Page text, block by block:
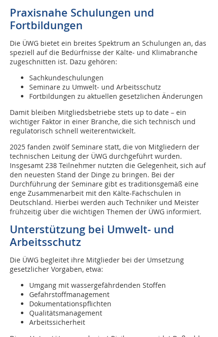
Praxisnahe Schulungen und
Fortbildungen
Die ÜWG bietet ein breites Spektrum an Schulungen an, das
speziell auf die Bedürfnisse der Kälte‑ und Klimabranche
zugeschnitten ist. Dazu gehören:
Sachkundeschulungen
Seminare zu Umwelt‑ und Arbeitsschutz
Fortbildungen zu aktuellen gesetzlichen Änderungen
Damit bleiben Mitgliedsbetriebe stets up to date – ein
wichtiger Faktor in einer Branche, die sich technisch und
regulatorisch schnell weiterentwickelt.
2025 fanden zwölf Seminare statt, die von Mitgliedern der
technischen Leitung der ÜWG durchgeführt wurden.
Insgesamt 238 Teilnehmer nutzten die Gelegenheit, sich auf
den neuesten Stand der Dinge zu bringen. Bei der
Durchführung der Seminare gibt es traditionsgemäß eine
enge Zusammenarbeit mit den Kälte-Fachschulen in
Deutschland. Hierbei werden auch Techniker und Meister
frühzeitig über die wichtigen Themen der ÜWG informiert.
Unterstützung bei Umwelt‑ und
Arbeitsschutz
Die ÜWG begleitet ihre Mitglieder bei der Umsetzung
gesetzlicher Vorgaben, etwa:
Umgang mit wassergefährdenden Stoffen
Gefahrstoffmanagement
Dokumentationspflichten
Qualitätsmanagement
Arbeitssicherheit